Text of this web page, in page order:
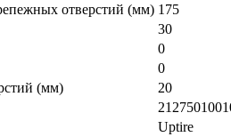
отверстий (мм) 175
30
0
0
(мм)
20
Uptire